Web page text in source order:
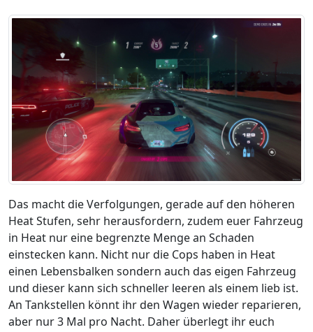
Das macht die Verfolgungen, gerade auf den höheren
Heat Stufen, sehr herausfordern, zudem euer Fahrzeug
in Heat nur eine begrenzte Menge an Schaden
einstecken kann. Nicht nur die Cops haben in Heat
einen Lebensbalken sondern auch das eigen Fahrzeug
und dieser kann sich schneller leeren als einem lieb ist.
An Tankstellen könnt ihr den Wagen wieder reparieren,
aber nur 3 Mal pro Nacht. Daher überlegt ihr euch